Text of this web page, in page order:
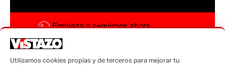
Empieza a seguirnos ahora
Código ética
Utilizamos cookies propias y de terceros para mejorar tu